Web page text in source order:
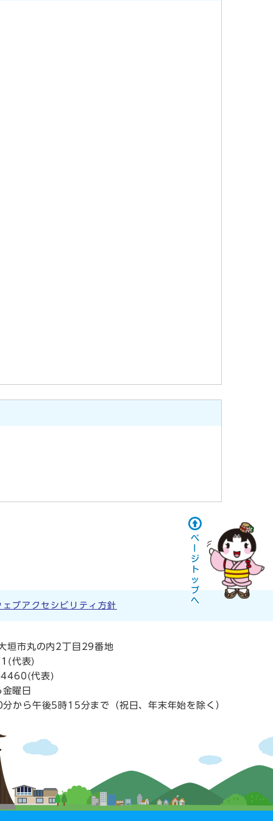
ェブアクセシビリティ方針
垣市丸の内2丁目29番地
(代表)
代表)
曜日
から午後5時15分まで（祝日、年末年始を除く）